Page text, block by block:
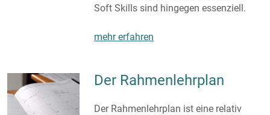
Soft Skills sind hingegen essenziell.
mehr erfahren
Der Rahmenlehrplan
Der Rahmenlehrplan ist eine relativ